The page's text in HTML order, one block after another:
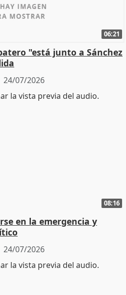
06:21
"está junto a Sánchez
24/07/2026
08:16
en la emergencia y
24/07/2026